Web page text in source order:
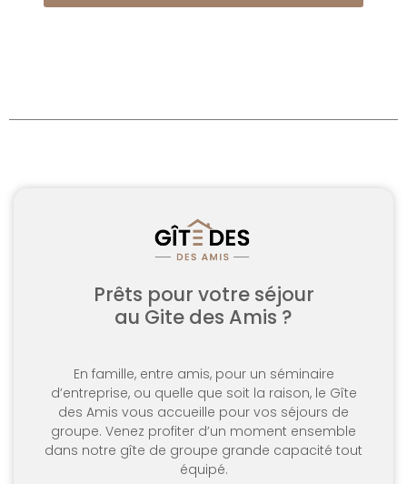
Prêts pour votre séjour
au Gite des Amis ?
En famille, entre amis, pour un séminaire
d’entreprise, ou quelle que soit la raison, le Gîte
des Amis vous accueille pour vos séjours de
groupe. Venez profiter d’un moment ensemble
dans notre gîte de groupe grande capacité tout
équipé.